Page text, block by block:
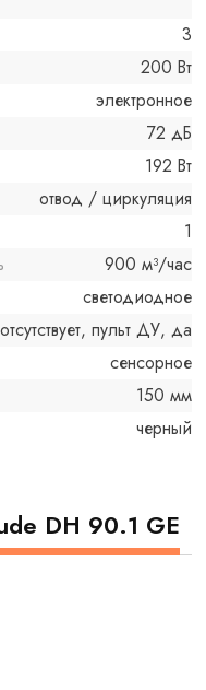
3
200 Вт
электронное
72 дБ
192 Вт
отвод / циркуляция
1
900 м³/час
светодиодное
отсутствует, пульт ДУ, да
сенсорное
150 мм
черный
DH 90.1 GE